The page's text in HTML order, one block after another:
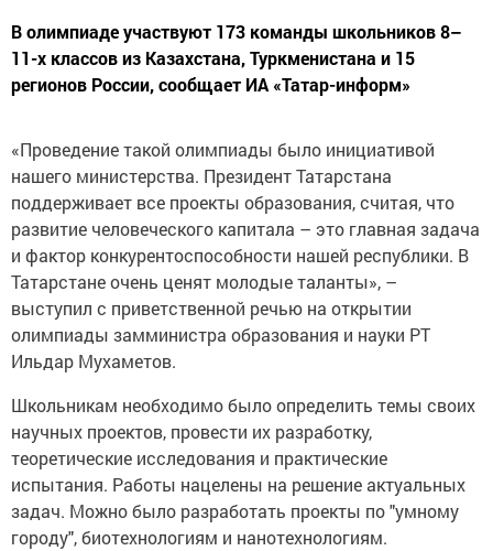
В олимпиаде участвуют 173 команды школьников 8–
11-х классов из Казахстана, Туркменистана и 15
регионов России, сообщает ИА «Татар-информ»
«Проведение такой олимпиады было инициативой
нашего министерства. Президент Татарстана
поддерживает все проекты образования, считая, что
развитие человеческого капитала – это главная задача
и фактор конкурентоспособности нашей республики. В
Татарстане очень ценят молодые таланты», –
выступил с приветственной речью на открытии
олимпиады замминистра образования и науки РТ
Ильдар Мухаметов.
Школьникам необходимо было определить темы своих
научных проектов, провести их разработку,
теоретические исследования и практические
испытания. Работы нацелены на решение актуальных
задач. Можно было разработать проекты по "умному
городу", биотехнологиям и нанотехнологиям.